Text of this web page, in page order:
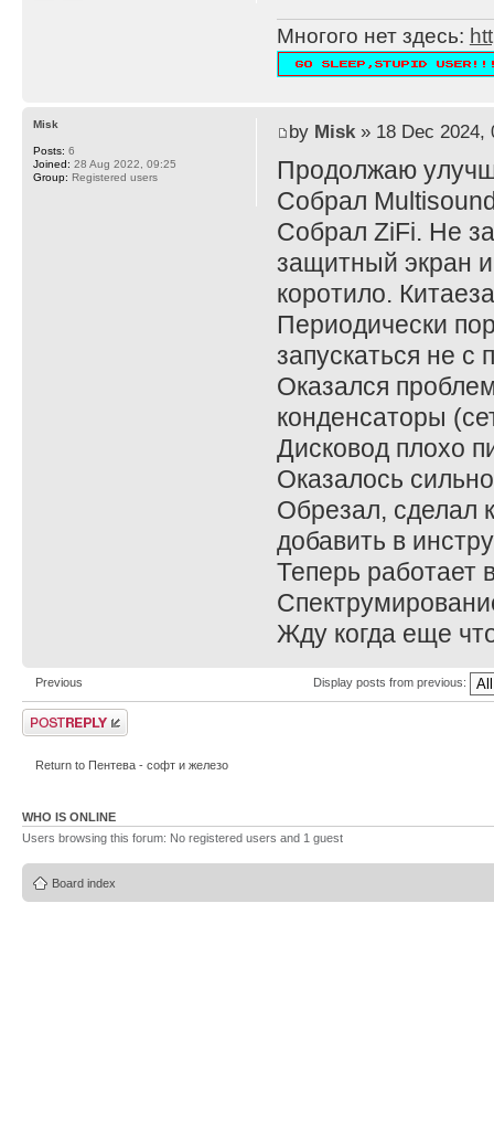
Многого нет здесь:
by Misk» 18 Dec 2024,
Продолжаю
Собрал
Собрал ZiFi. Не
защитный экран
коротило.
Периодически
запускаться не с
Оказался
конденсаторы
Дисковод плохо
Оказалось
Обрезал, сделал
добавить в
Теперь работает
Жду когда еще
Misk
Posts: 6
Joined: 28 Aug 2022, 09:25
Group: Registered users
Previous Display posts from previous:
Post a reply
Return to Пентева - софт и железо
WHO IS ONLINE
Users browsing this forum: No registered users and 1 guest
Board index